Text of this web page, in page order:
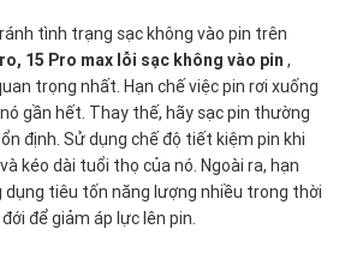
tình trạng sạc không vào pin trên
15 Pro max lỗi sạc không vào pin ,
trọng nhất. Hạn chế việc pin rơi xuống
gần hết. Thay thế, hãy sạc pin thường
định. Sử dụng chế độ tiết kiệm pin khi
kéo dài tuổi thọ của nó. Ngoài ra, hạn
dụng tiêu tốn năng lượng nhiều trong thời
để giảm áp lực lên pin.